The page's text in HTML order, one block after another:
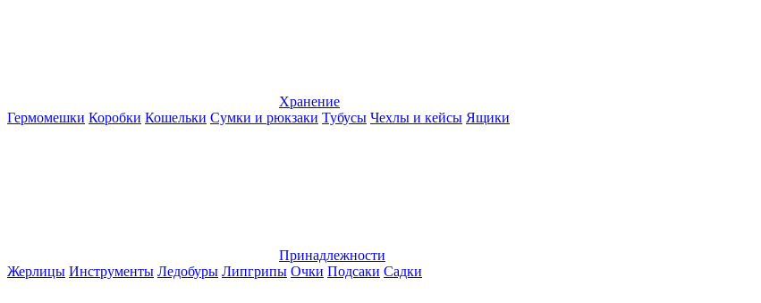
Хранение
Гермомешки Коробки Кошельки Сумки и рюкзаки Тубусы Чехлы и кейсы Ящики
Принадлежности
Жерлицы Инструменты Ледобуры Липгрипы Очки Подсаки Садки